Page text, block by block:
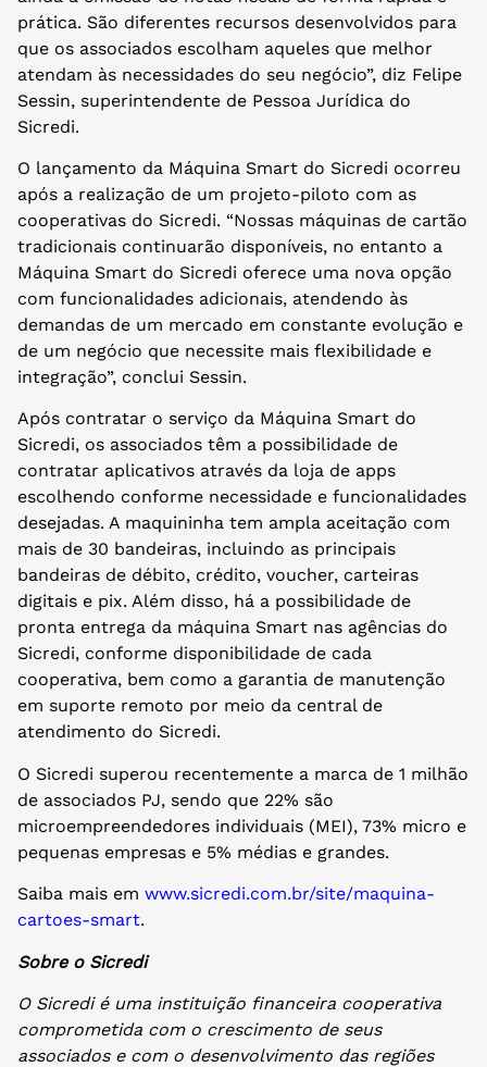
prática. São diferentes recursos desenvolvidos para
que os associados escolham aqueles que melhor
atendam às necessidades do seu negócio”, diz Felipe
Sessin, superintendente de Pessoa Jurídica do
Sicredi.
O lançamento da Máquina Smart do Sicredi ocorreu
após a realização de um projeto-piloto com as
cooperativas do Sicredi. “Nossas máquinas de cartão
tradicionais continuarão disponíveis, no entanto a
Máquina Smart do Sicredi oferece uma nova opção
com funcionalidades adicionais, atendendo às
demandas de um mercado em constante evolução e
de um negócio que necessite mais flexibilidade e
integração”, conclui Sessin.
Após contratar o serviço da Máquina Smart do
Sicredi, os associados têm a possibilidade de
contratar aplicativos através da loja de apps
escolhendo conforme necessidade e funcionalidades
desejadas. A maquininha tem ampla aceitação com
mais de 30 bandeiras, incluindo as principais
bandeiras de débito, crédito, voucher, carteiras
digitais e pix. Além disso, há a possibilidade de
pronta entrega da máquina Smart nas agências do
Sicredi, conforme disponibilidade de cada
cooperativa, bem como a garantia de manutenção
em suporte remoto por meio da central de
atendimento do Sicredi.
O Sicredi superou recentemente a marca de 1 milhão
de associados PJ, sendo que 22% são
microempreendedores individuais (MEI), 73% micro e
pequenas empresas e 5% médias e grandes.
Saiba mais em www.sicredi.com.br/site/maquina-
cartoes-smart.
Sobre o Sicredi
O Sicredi é uma instituição financeira cooperativa
comprometida com o crescimento de seus
associados e com o desenvolvimento das regiões